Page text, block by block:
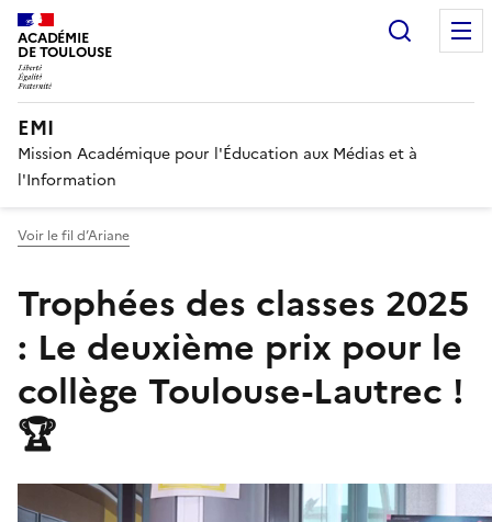
ACADÉMIE
DE TOULOUSE
EMI
Mission Académique pour l'Éducation aux Médias et à
l'Information
Voir le fil d’Ariane
Trophées des classes 2025
: Le deuxième prix pour le
collège Toulouse-Lautrec !
🏆